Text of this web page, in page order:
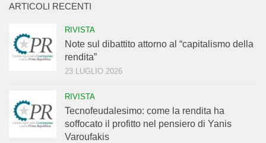
ARTICOLI RECENTI
RIVISTA
Note sul dibattito attorno al “capitalismo della
rendita”
23 LUGLIO 2026
RIVISTA
Tecnofeudalesimo: come la rendita ha
soffocato il profitto nel pensiero di Yanis
Varoufakis